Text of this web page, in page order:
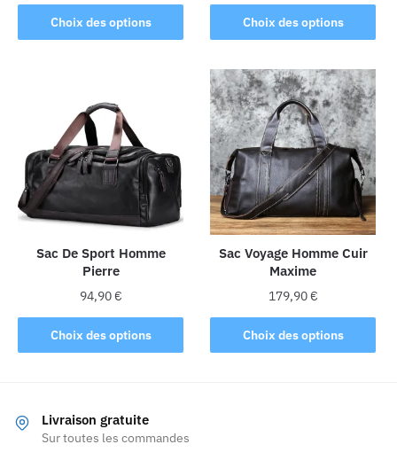
Choix des options
produit
a
Les
options
peuvent
être
choisies
sur
la
page
du
produit
Choix des options
Ce
produit
plusieurs
variations.
Les
options
peuvent
être
choisies
sur
la
page
du
produit
Sac De Sport Homme
Pierre
94,90€
Choix des options
Ce
produit
variations.
Les
Sac Voyage Homme Cuir
Maxime
179,90€
Choix des options
Ce
produit
Livraison gratuite
Sur toutes les commandes